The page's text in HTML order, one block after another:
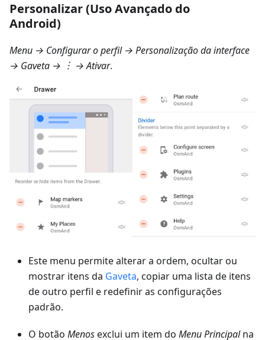
Personalizar (Uso Avançado do
Android)
Menu → Configurar o perfil → Personalização da interface
→ Gaveta → ︙ → Ativar.
Este menu permite alterar a ordem, ocultar ou
mostrar itens da Gaveta, copiar uma lista de itens
de outro perfil e redefinir as configurações
padrão.
O botão Menosexclui um item do Menu Principalna